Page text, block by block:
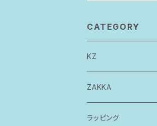
CATEGORY
KZ
トップス
ボトムス
ZAKKA
ラッピング